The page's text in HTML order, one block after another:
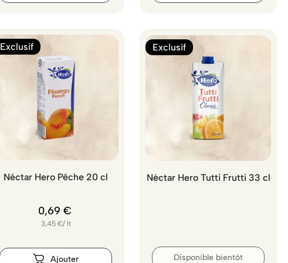
Exclusif
Néctar Hero Pêche 20 cl
0,69 €
3,45 €/ lt
Exclusif
Néctar Hero Tutti Frutti 33 cl
Disponible bientôt